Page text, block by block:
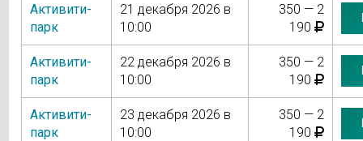
Активити-
парк
21 декабря 2026 в
10:00
350 — 2
190
Активити-
парк
22 декабря 2026 в
10:00
350 — 2
190
Активити-
парк
23 декабря 2026 в
10:00
350 — 2
190